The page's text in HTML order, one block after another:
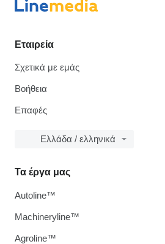
Εταιρεία
Σχετικά με εμάς
Βοήθεια
Επαφές
Ελλάδα / ελληνικά
Τα έργα μας
Autoline™
Machineryline™
Agroline™